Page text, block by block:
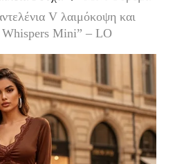
V λαιμόκοψη και
Whispers Mini” – LO